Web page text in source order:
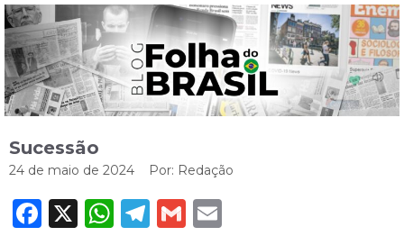
Sucessão
24 de maio de 2024 Por: Redação
Facebook
X WhatsApp
Telegram
Gmail